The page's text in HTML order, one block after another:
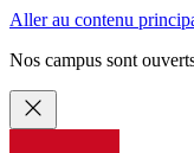
Aller au contenu
Nos campus sont